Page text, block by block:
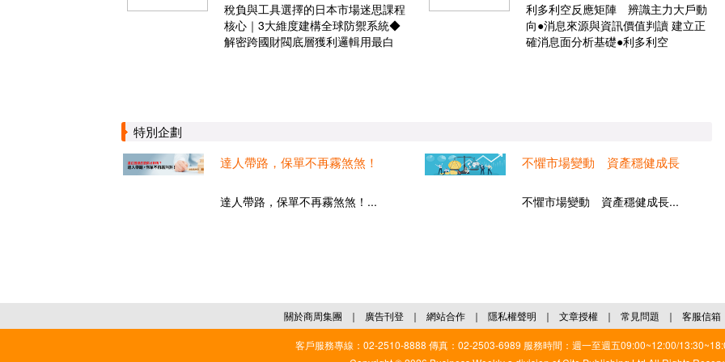
稅負與工具選擇的日本市場迷思課程
核心｜3大維度建構全球防禦系統◆
解密跨國財閥底層獲利邏輯用最白
利多利空反應矩陣 辨識主力大戶動
向●消息來源與資訊價值判讀 建立正
確消息面分析基礎●利多利空
特別企劃
達人帶路，保單不再霧煞煞！
達人帶路，保單不再霧煞煞！...
不懼市場變動 資產穩健成長
不懼市場變動 資產穩健成長...
關於商周集團 ｜ 廣告刊登 ｜ 網站合作 ｜ 隱私權聲明 ｜ 文章授權 ｜ 常見問題 ｜ 客服信箱
客戶服務專線：02-2510-8888 傳真：02-2503-6989 服務時間：週一至週五09:00~12:00/